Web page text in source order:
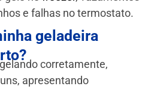
e falhas no termostato.
geladeira
corretamente,
apresentando